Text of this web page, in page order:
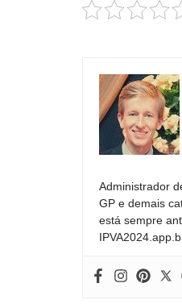
2025!
Administrador
GP e demais
está sempre